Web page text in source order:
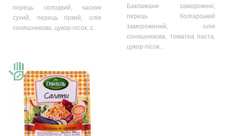
перець солодкий, часник
сухий, перець гіркий, олія
соняшникова, цукор-пісок, с..
Баклажани заморожені,
перець болгарський
заморожений, олія
соняшникова, томатна паста,
цукор-пісок, ..